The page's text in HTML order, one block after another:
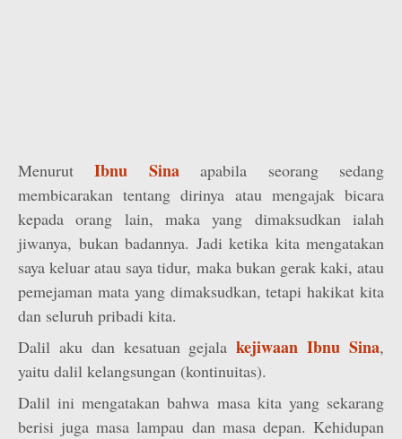
MenurutIbnu Sinaapabila seorang sedang
membicarakan tentang dirinya atau mengajak bicara
kepada orang lain, maka yang dimaksudkan ialah
jiwanya, bukan badannya. Jadi ketika kita mengatakan
saya keluar atau saya tidur, maka bukan gerak kaki, atau
pemejaman mata yang dimaksudkan, tetapi hakikat kita
dan seluruh pribadi kita.
Dalil aku dan kesatuan gejalakejiwaan Ibnu Sina,
yaitu dalil kelangsungan (kontinuitas).
Dalil ini mengatakan bahwa masa kita yang sekarang
berisi juga masa lampau dan masa depan. Kehidupan